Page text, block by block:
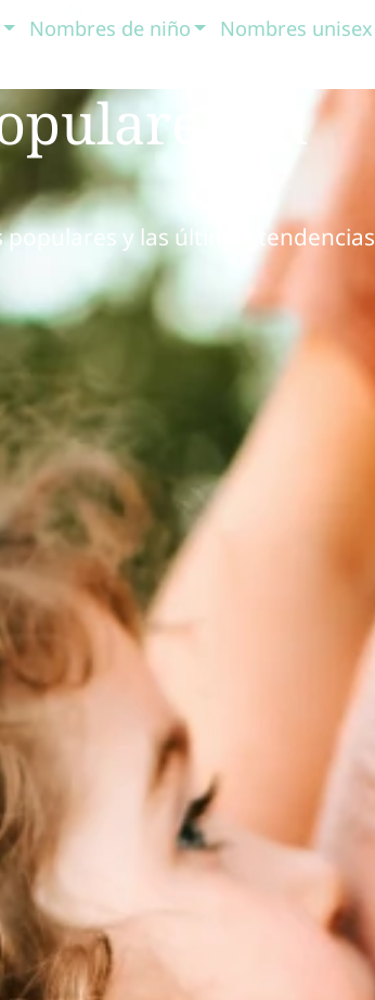
Nombres de niño Nombres unisex
en
y las últimas tendencias